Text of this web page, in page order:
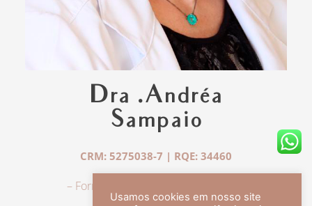
Dra .Andréa
Sampaio
CRM: 5275038-7 | RQE: 34460
– Formação em Medicina pela UFRJ.
Usamos cookies em nosso site